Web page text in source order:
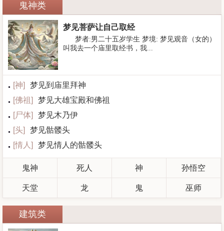
鬼神类
梦见菩萨让自己取经
梦者:男二十五岁学生 梦境: 梦见观音（女的）
叫我去一个庙里取经书，我...
[神]
梦见到庙里拜神
[佛祖]
梦见大雄宝殿和佛祖
[尸体]
梦见木乃伊
[头]
梦见骷髅头
[情人 ] 梦见情人的骷髅头
鬼神 死人 神 孙悟空
天堂 龙 鬼 巫师
建筑类